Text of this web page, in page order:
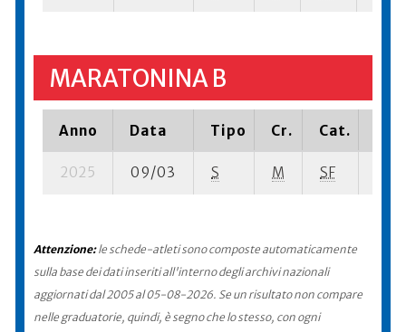
MARATONINA B
Anno Data Tipo Cr. Cat.
2025 09/03 S M SF
Attenzione:le schede-atleti sono composte automaticamente
sulla base dei dati inseriti all'interno degli archivi nazionali
aggiornati dal 2005 al 05-08-2026. Se un risultato non compare
nelle graduatorie, quindi, è segno che lo stesso, con ogni